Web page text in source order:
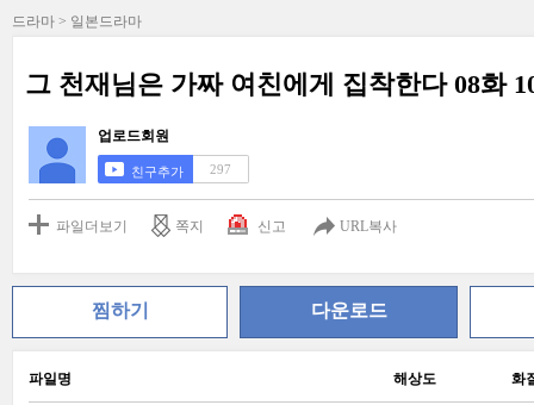
드라마 > 일본드라마
그 천재님은 가짜 여친에게 집착한다 08화
업로드회원
친구추가 297
파일더보기 쪽지 신고 URL복사
찜하기 다운로드
파일명 해상도 화